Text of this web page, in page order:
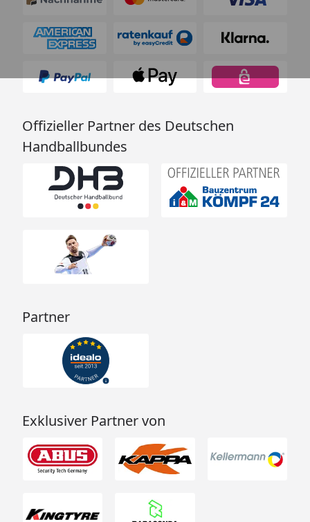
Offizieller Partner des Deutschen
Handballbundes
Partner
Exklusiver Partner von